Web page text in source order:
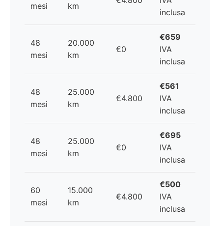
mesi km
inclusa
48
mesi
20.000
km
€0
€659
IVA
inclusa
48
mesi
25.000
km
€4.800
€561
IVA
inclusa
48
mesi
25.000
km
€0
€695
IVA
inclusa
60
mesi
15.000
km
€4.800
€500
IVA
inclusa